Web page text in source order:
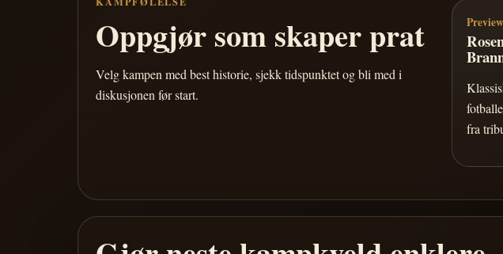
Oppgjør som skaper prat
Velg kampen med best historie, sjekk tidspunktet og bli med i
diskusjonen før start.
Preview
fra